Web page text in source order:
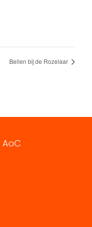
Bellen bij de Rozelaar
AoC